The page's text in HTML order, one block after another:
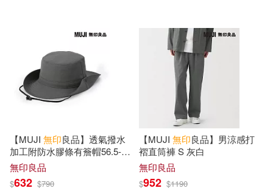
（日）江上隆夫(1)
（日）良品計畫(1)
（日）須原浩子(1)
（美）伊凡·尼文（IVAN NIVEN）
【MUJI 無印良品】透氣撥水
加工附防水膠條有簷帽56.5-
59cm 墨灰
無印良品
$632 $790
【MUJI 無印良品】男涼感打
褶直筒褲 S 灰白
無印良品
$952 $1190